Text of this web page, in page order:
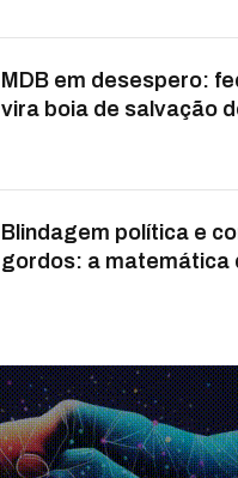
MDB em desespero:
vira boia de salvação
Blindagem política e
gordos: a matemática